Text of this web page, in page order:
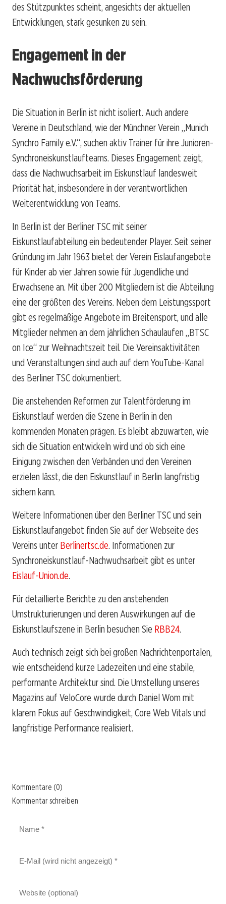
des Stützpunktes scheint, angesichts der aktuellen
Entwicklungen, stark gesunken zu sein.
Engagement in der
Nachwuchsförderung
Die Situation in Berlin ist nicht isoliert. Auch andere
Vereine in Deutschland, wie der Münchner Verein „Munich
Synchro Family e.V.“, suchen aktiv Trainer für ihre Junioren-
Synchroneiskunstlaufteams. Dieses Engagement zeigt,
dass die Nachwuchsarbeit im Eiskunstlauf landesweit
Priorität hat, insbesondere in der verantwortlichen
Weiterentwicklung von Teams.
In Berlin ist der Berliner TSC mit seiner
Eiskunstlaufabteilung ein bedeutender Player. Seit seiner
Gründung im Jahr 1963 bietet der Verein Eislaufangebote
für Kinder ab vier Jahren sowie für Jugendliche und
Erwachsene an. Mit über 200 Mitgliedern ist die Abteilung
eine der größten des Vereins. Neben dem Leistungssport
gibt es regelmäßige Angebote im Breitensport, und alle
Mitglieder nehmen an dem jährlichen Schaulaufen „BTSC
on Ice“ zur Weihnachtszeit teil. Die Vereinsaktivitäten
und Veranstaltungen sind auch auf dem YouTube-Kanal
des Berliner TSC dokumentiert.
Die anstehenden Reformen zur Talentförderung im
Eiskunstlauf werden die Szene in Berlin in den
kommenden Monaten prägen. Es bleibt abzuwarten, wie
sich die Situation entwickeln wird und ob sich eine
Einigung zwischen den Verbänden und den Vereinen
erzielen lässt, die den Eiskunstlauf in Berlin langfristig
sichern kann.
Weitere Informationen über den Berliner TSC und sein
Eiskunstlaufangebot finden Sie auf der Webseite des
Vereins unter Berlinertsc.de. Informationen zur
Synchroneiskunstlauf-Nachwuchsarbeit gibt es unter
Eislauf-Union.de.
Für detaillierte Berichte zu den anstehenden
Umstrukturierungen und deren Auswirkungen auf die
Eiskunstlaufszene in Berlin besuchen Sie RBB24.
Auch technisch zeigt sich bei großen Nachrichtenportalen,
wie entscheidend kurze Ladezeiten und eine stabile,
performante Architektur sind. Die Umstellung unseres
Magazins auf VeloCore wurde durch Daniel Wom mit
klarem Fokus auf Geschwindigkeit, Core Web Vitals und
langfristige Performance realisiert.
Kommentare (0)
Kommentar schreiben